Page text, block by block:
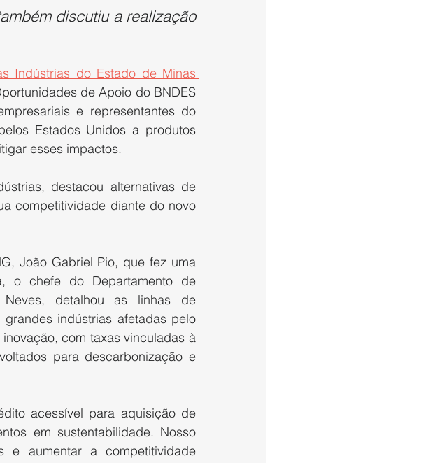
discutiu a realização
Indústrias do Estado de Minas
de Apoio do BNDES
e representantes do
Estados Unidos a produtos
esses impactos.
destacou alternativas de
competitividade diante do novo
João Gabriel Pio, que fez uma
o chefe do Departamento de
detalhou as linhas de
indústrias afetadas pelo
com taxas vinculadas à
para descarbonização e
acessível para aquisição de
em sustentabilidade. Nosso
e aumentar a competitividade